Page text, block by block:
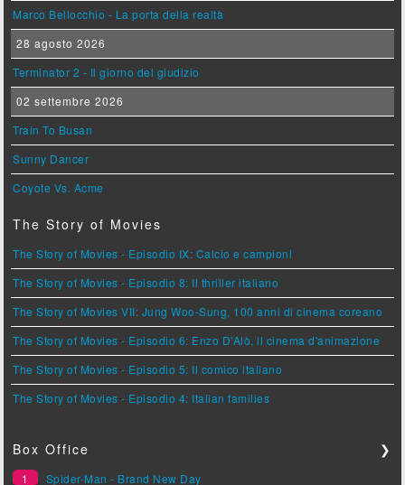
Marco Bellocchio - La porta della realtà
28 agosto 2026
Terminator 2 - Il giorno del giudizio
02 settembre 2026
Train To Busan
Sunny Dancer
Coyote Vs. Acme
The Story of Movies
The Story of Movies - Episodio IX: Calcio e campioni
The Story of Movies - Episodio 8: Il thriller italiano
The Story of Movies VII: Jung Woo-Sung, 100 anni di cinema coreano
The Story of Movies - Episodio 6: Enzo D'Alò, il cinema d'animazione
The Story of Movies - Episodio 5: Il comico italiano
The Story of Movies - Episodio 4: Italian families
Box Office ❯
1
Spider-Man - Brand New Day